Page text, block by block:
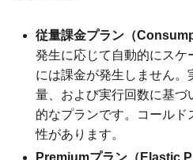
従量課金プラン（
発生に応じて自動的にスケ
には課金が発生しません。
量、および実行回数に基づ
的なプランです。コール
性があります。
Premiumプラン（Elastic